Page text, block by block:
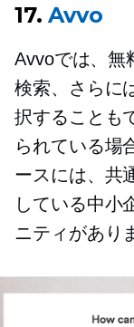
17.Avvo
Avvoでは、無
検索、さらに
択することも
られている場
ースには、共
している中小
ニティがあり